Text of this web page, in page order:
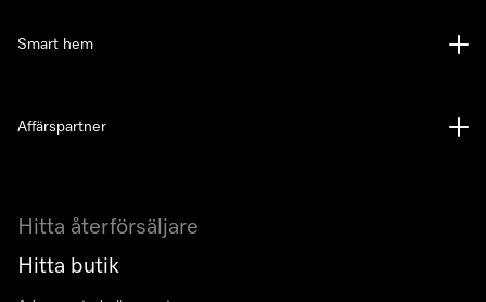
Hitta återförsäljare
Hitta butik
Smart hem
Affärspartner